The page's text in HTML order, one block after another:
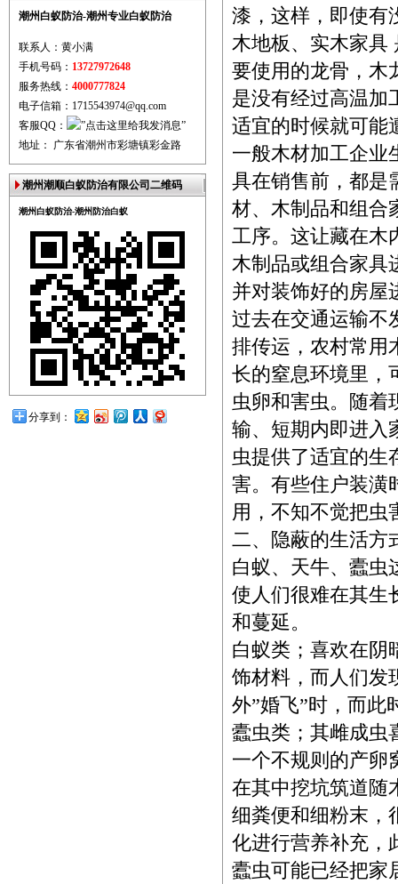
潮州白蚁防治-潮州专业白蚁防治
联系人：黄小满
手机号码： 13727972648
服务热线： 4000777824
电子信箱：1715543974@qq.com
客服QQ：
地址： 广东省潮州市彩塘镇彩金路
潮州潮顺白蚁防治有限公司二维码
潮州白蚁防治-潮州防治白蚁
分享到：
漆，这样，即使有
木地板、实木家具
要使用的龙骨，木
是没有经过高温加
适宜的时候就可能
一般木材加工企业
具在销售前，都是
材、木制品和组合
工序。这让藏在木
木制品或组合家具
并对装饰好的房屋
过去在交通运输不
排传运，农村常用
长的窒息环境里，
虫卵和害虫。随着
输、短期内即进入
虫提供了适宜的生
害。有些住户装潢
用，不知不觉把虫
二、隐蔽的生活方
白蚁、天牛、蠹虫
使人们很难在其生
和蔓延。
白蚁类；喜欢在阴
饰材料，而人们发
外”婚飞”时，而此
蠹虫类；其雌成虫
一个不规则的产卵
在其中挖坑筑道随
细粪便和细粉末，
化进行营养补充，
蠹虫可能已经把家